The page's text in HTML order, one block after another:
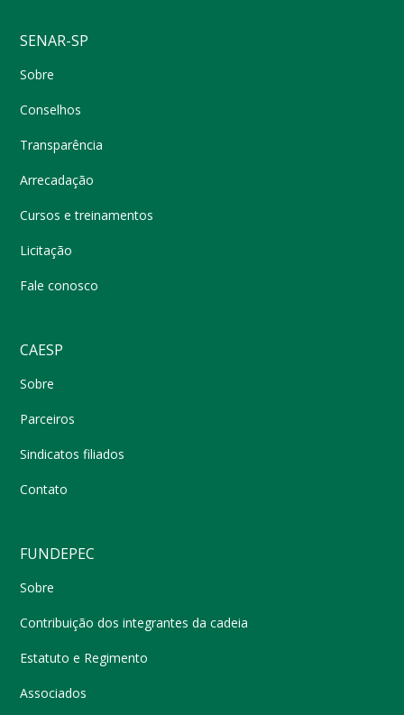
SENAR-SP
Sobre
Conselhos
Transparência
Arrecadação
Cursos e treinamentos
Licitação
Fale conosco
CAESP
Sobre
Parceiros
Sindicatos filiados
Contato
FUNDEPEC
Sobre
Contribuição dos integrantes da cadeia
Estatuto e Regimento
Associados